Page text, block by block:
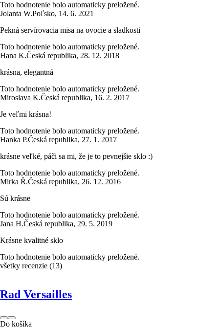
Toto hodnotenie bolo automaticky preložené.
Jolanta W.Poľsko, 14. 6. 2021
Pekná servírovacia misa na ovocie a sladkosti
Toto hodnotenie bolo automaticky preložené.
Hana K.Česká republika, 28. 12. 2018
krásna, elegantná
Toto hodnotenie bolo automaticky preložené.
Miroslava K.Česká republika, 16. 2. 2017
Je veľmi krásna!
Toto hodnotenie bolo automaticky preložené.
Hanka P.Česká republika, 27. 1. 2017
krásne veľké, páči sa mi, že je to pevnejšie sklo :)
Toto hodnotenie bolo automaticky preložené.
Mirka Ř.Česká republika, 26. 12. 2016
Sú krásne
Toto hodnotenie bolo automaticky preložené.
Jana H.Česká republika, 29. 5. 2019
Krásne kvalitné sklo
Toto hodnotenie bolo automaticky preložené.
všetky recenzie (13)
Rad Versailles
Do košíka